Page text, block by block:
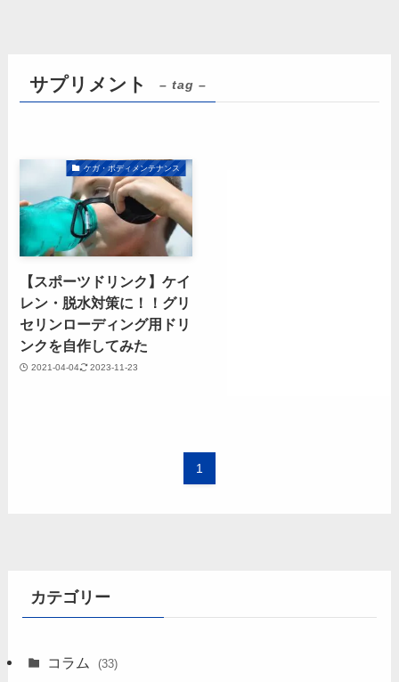
サプリメント – tag –
ケガ・ボディメンテナンス
【スポーツドリンク】ケイ
レン・脱水対策に！！グリ
セリンローディング用ドリ
ンクを自作してみた
2021-04-04 2023-11-23
1
カテゴリー
コラム (33)